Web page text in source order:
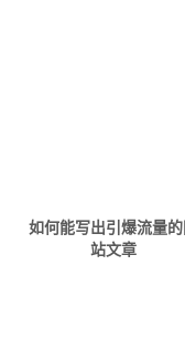
如何能写出引爆流量的
站文章